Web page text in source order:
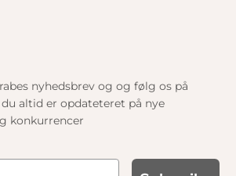
nyhedsbrev og og følg os på
altid er opdateteret på nye
konkurrencer